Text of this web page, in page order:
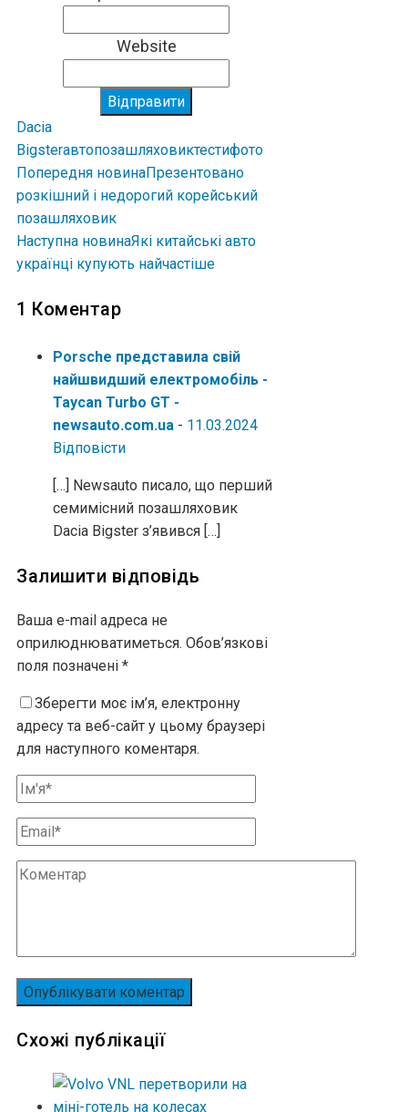
Website
Відправити
Dacia
Bigsterавтопозашляховиктестифото
Попередня новинаПрезентовано
розкішний і недорогий корейський
позашляховик
Наступна новинаЯкі китайські авто
українці купують найчастіше
1 Коментар
Porsche представила свій
найшвидший електромобіль -
Taycan Turbo GT -
newsauto.com.ua - 11.03.2024
Відповіcти
[…] Newsauto писало, що перший
семимісний позашляховик
Dacia Bigster з’явився […]
Залишити відповідь
Ваша e-mail адреса не
оприлюднюватиметься. Обов’язкові
поля позначені *
Зберегти моє ім’я, електронну
адресу та веб-сайт у цьому браузері
для наступного коментаря.
Схожі публікації